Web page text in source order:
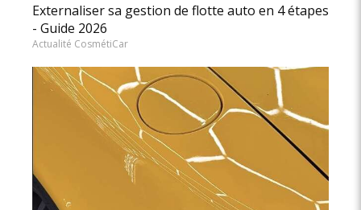
Externaliser sa gestion de flotte auto en 4 étapes
- Guide 2026
Actualité CosmétiCar